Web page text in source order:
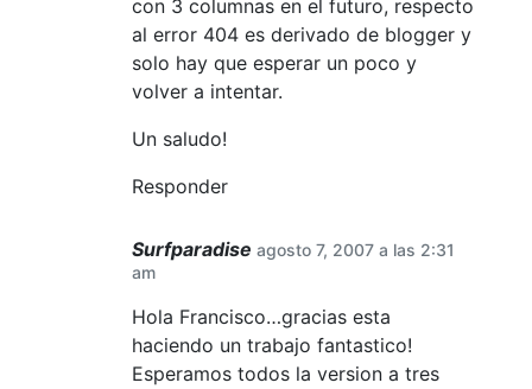
con 3 columnas en el futuro, respecto
al error 404 es derivado de blogger y
solo hay que esperar un poco y
volver a intentar.
Un saludo!
Responder
Surfparadise agosto 7, 2007 a las 2:31
am
Hola Francisco…gracias esta
haciendo un trabajo fantastico!
Esperamos todos la version a tres